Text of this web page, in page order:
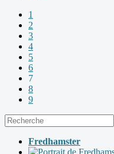
1
2
3
4
5
6
7
8
9
Fredhamster